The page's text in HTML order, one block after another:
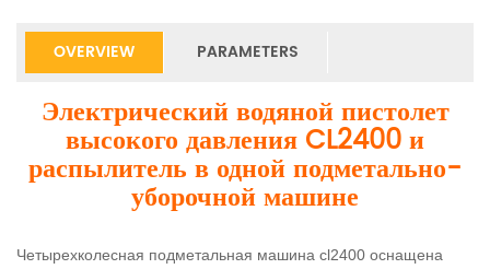
OVERVIEW PARAMETERS
Электрический водяной пистолет
высокого давления CL2400 и
распылитель в одной подметально-
уборочной машине
Четырехколесная подметальная машина cl2400 оснащена